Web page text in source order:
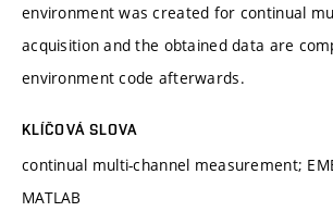
environment was created for continual
acquisition and the obtained data are
environment code afterwards.
KLÍČOVÁ SLOVA
continual multi-channel measurement;
MATLAB